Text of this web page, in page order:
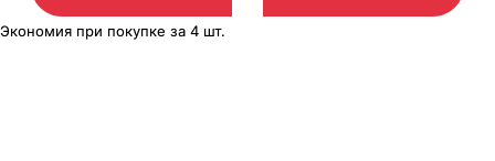
Экономия при покупке за 4 шт.